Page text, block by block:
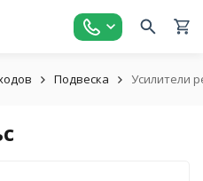
Подвеска Усилители